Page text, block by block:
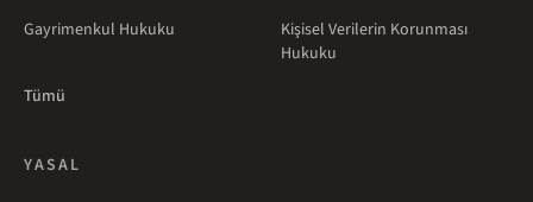
Gayrimenkul Hukuku
Kişisel Verilerin Korunması
Hukuku
Tümü
YASAL